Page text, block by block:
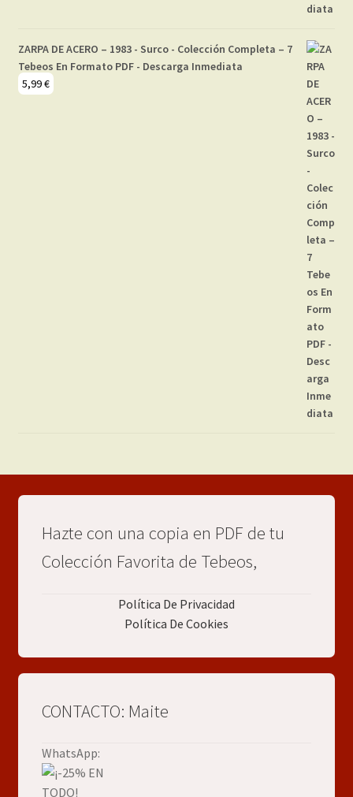
ZARPA DE ACERO – 1983 - Surco - Colección Completa – 7
Tebeos En Formato PDF - Descarga Inmediata
5,99€
Hazte con una copia en PDF de tu
Colección Favorita de Tebeos,
Política De Privacidad
Política De Cookies
CONTACTO: Maite
WhatsApp: